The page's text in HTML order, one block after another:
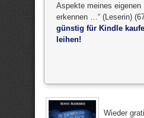
Aspekte meines eigenen
erkennen …“ (Leserin)
günstig für Kindle
leihen!
Wieder